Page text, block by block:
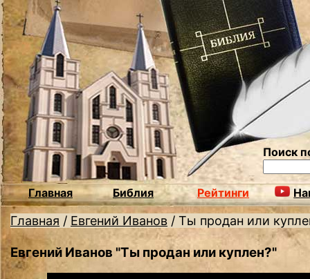
Поиск
Главная Библия Рейтинги
Главная / Евгений Иванов / Ты продан или
Евгений Иванов "Ты продан или куплен?"